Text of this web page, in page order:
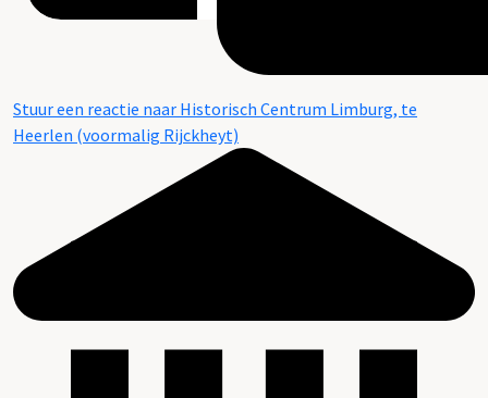
Stuur een reactie naar Historisch Centrum Limburg, te
Heerlen (voormalig Rijckheyt)